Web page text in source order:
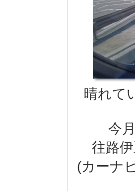
晴れて
今
往路
(カーナ